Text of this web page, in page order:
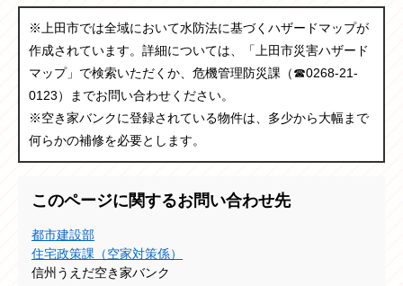
※上田市では全域において水防法に基づくハザードマップが
作成されています。詳細については、「上田市災害ハザード
マップ」で検索いただくか、危機管理防災課（☎0268-21-
0123）までお問い合わせください。
※空き家バンクに登録されている物件は、多少から大幅まで
何らかの補修を必要とします。
このページに関するお問い合わせ先
都市建設部
住宅政策課（空家対策係）
信州うえだ空き家バンク